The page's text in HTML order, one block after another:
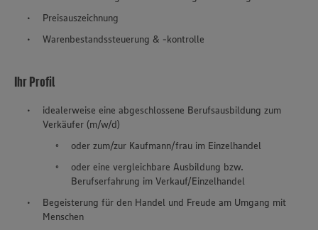
Preisauszeichnung
Warenbestandssteuerung & -kontrolle
Ihr Profil
idealerweise eine abgeschlossene Berufsausbildung zum
Verkäufer (m/w/d)
oder zum/zur Kaufmann/frau im Einzelhandel
oder eine vergleichbare Ausbildung bzw.
Berufserfahrung im Verkauf/Einzelhandel
Begeisterung für den Handel und Freude am Umgang mit
Menschen